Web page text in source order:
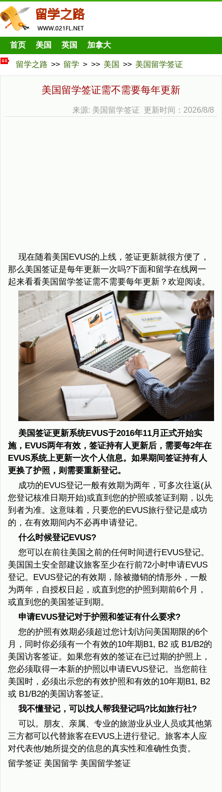
首页 美国 英国 加拿大
留学之路 >> 留学 > >> 美国 >> 美国留学签证
美国留学签证需不需要每年更新
来源: 美国留学签证 更新时间：2026/8/8
现在随着美国EVUS的上线，签证更新就很方便了，
那么美国签证是每年更新一次吗?下面和留学在线网一
起来看看美国留学签证需不需要每年更新？欢迎阅读。
美国签证更新系统EVUS于2016年11月正式开始实
施，EVUS两年有效，签证持有人更新后，需要每2年在
EVUS系统上更新一次个人信息。如果期间签证持有人
更换了护照，则需要重新登记。
成功的EVUS登记一般有效期为两年，可多次往返(从
您登记核准日期开始)或直到您的护照或签证到期，以先
到者为准。这意味着，只要您的EVUS旅行登记是成功
的，在有效期间内不必再申请登记。
什么时候登记EVUS?
您可以在前往美国之前的任何时间进行EVUS登记。
美国国土安全部建议旅客至少在行前72小时申请EVUS
登记。EVUS登记的有效期，除被撤销的情形外，一般
为两年，自授权日起，或直到您的护照到期前6个月，
或直到您的美国签证到期。
申请EVUS登记对于护照和签证有什么要求?
您的护照有效期必须超过您计划访问美国期限的6个
月，同时你必须有一个有效的10年期B1, B2 或 B1/B2的
美国访客签证。如果您有效的签证在已过期的护照上，
您必须取得一本新的护照以申请EVUS登记。当您前往
美国时，必须出示您的有效护照和有效的10年期B1, B2
或 B1/B2的美国访客签证。
我不懂登记，可以找人帮我登记吗?比如旅行社?
可以。朋友、亲属、专业的旅游业从业人员或其他第
三方都可以代替旅客在EVUS上进行登记。旅客本人应
对代表他/她所提交的信息的真实性和准确性负责。
留学签证 美国留学 美国留学签证